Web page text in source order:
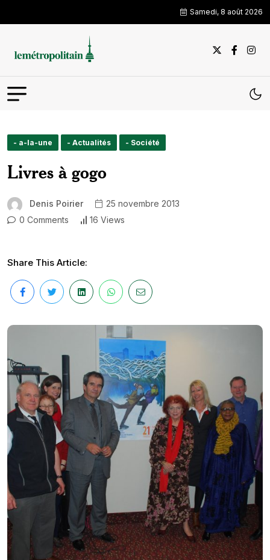
Samedi, 8 août 2026
- a-la-une - Actualités - Société
Livres à gogo
Denis Poirier
25 novembre 2013
0 Comments
16 Views
Share This Article: